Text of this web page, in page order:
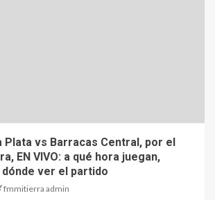
Plata vs Barracas Central, por el
EN VIVO: a qué hora juegan,
ver el partido
fmmitierra admin